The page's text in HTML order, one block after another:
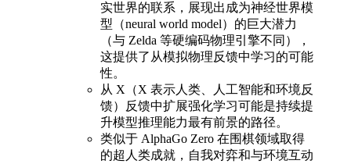
实世界的联系，展现出成为神经世界模
型（neural world model）的巨大潜力
（与 Zelda 等硬编码物理引擎不同），
这提供了从模拟物理反馈中学习的可能
性。
从 X（X 表示人类、人工智能和环境反
馈）反馈中扩展强化学习可能是持续提
升模型推理能力最有前景的路径。
类似于 AlphaGo Zero 在围棋领域取得
的超人类成就，自我对弈和与环境互动